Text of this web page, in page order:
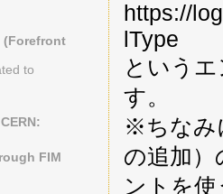
https://
lType
という
す。
※ちなみ
の追加
ントを
(Forefront
to
FIM